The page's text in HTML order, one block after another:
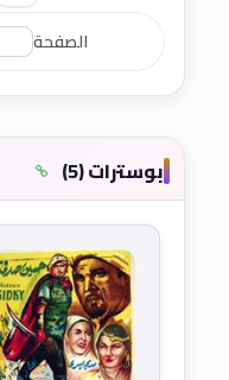
الصفحة
بوسترات (5)